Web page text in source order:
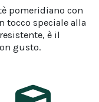
pomeridiano con
tocco speciale alla
è il
gusto.